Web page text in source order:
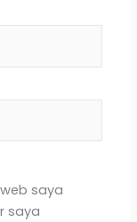
saya
saya